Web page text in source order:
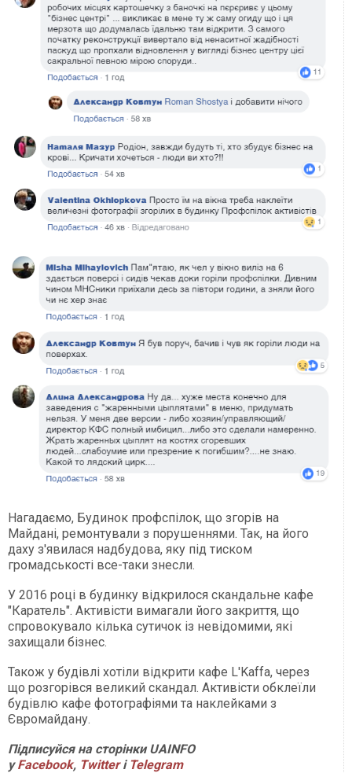
Нагадаємо, Будинок профспілок, що згорів на
Майдані, ремонтували з порушеннями. Так, на його
даху з'явилася надбудова, яку під тиском
громадськості все-таки знесли.
У 2016 році в будинку відкрилося скандальне кафе
"Каратель". Активісти вимагали його закриття, що
спровокувало кілька сутичок із невідомими, які
захищали бізнес.
Також у будівлі хотіли відкрити кафе L'Kaffa, через
що розгорівся великий скандал. Активісти обклеїли
будівлю кафе фотографіями та наклейками з
Євромайдану.
Підписуйся на сторінки UAINFO
уFacebook, Twitter і Telegram